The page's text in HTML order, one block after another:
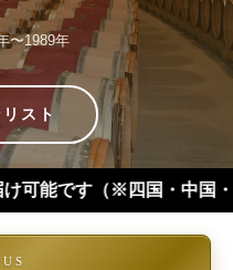
〜1989年
スト
国・九州・沖縄・北海